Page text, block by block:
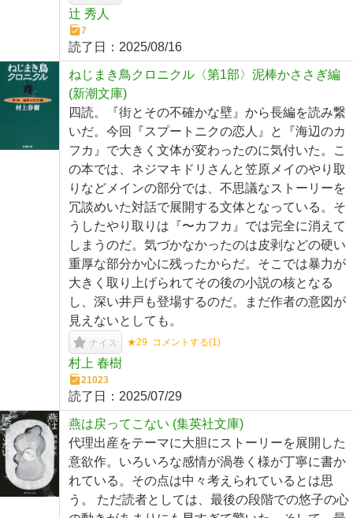
辻 秀人
7
読了日： 2025/08/16
ねじまき鳥クロニクル〈第1部〉泥棒かささぎ編
(新潮文庫)
四読。『街とその不確かな壁』から長編を読み繋
いだ。今回『スプートニクの恋人』と『海辺のカ
フカ』で大きく文体が変わったのに気付いた。こ
の本では、ネジマキドリさんと笠原メイのやり取
りなどメインの部分では、不思議なストーリーを
冗談めいた対話で展開する文体となっている。そ
うしたやり取りは『〜カフカ』では完全に消えて
しまうのだ。気づかなかったのは皮剥などの硬い
重厚な部分か心に残ったからだ。そこでは暴力が
大きく取り上げられてその後の小説の核となる
し、深い井戸も登場するのだ。まだ作者の意図が
見えないとしても。
ナイス ★29 コメントする(1)
村上 春樹
21023
読了日： 2025/07/29
燕は戻ってこない (集英社文庫)
代理出産をテーマに大胆にストーリーを展開した
意欲作。いろいろな感情が渦巻く様が丁寧に書か
れている。その点は中々考えられているとは思
う。 ただ読者としては、最後の段階での悠子の心